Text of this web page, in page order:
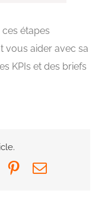
ces étapes
vous aider avec sa
KPIs et des briefs
Pinterest
Email